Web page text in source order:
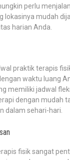
perlu
lokasinya mudah
harian Anda.
praktik terapis
waktu luang
memiliki jadwal
dengan mudah
dalam sehari-hari.
fisik sangat